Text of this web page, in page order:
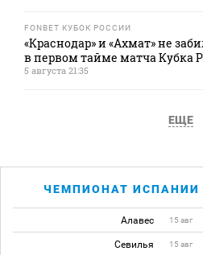
FONBET КУБОК РОССИИ
«Краснодар» и «Ахмат» не
в первом тайме матча Кубка
5 августа 21:35
ЕЩЕ
ЧЕМПИОНАТ ИСПАНИИ
Алавес 15 авг
Севилья 15 авг